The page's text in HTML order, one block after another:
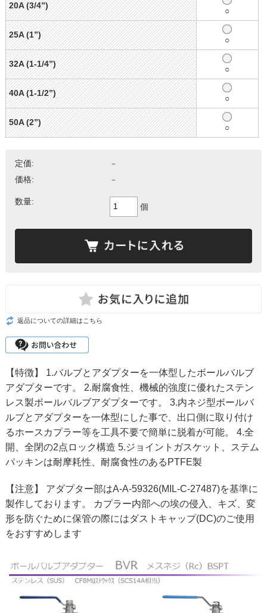
20A (3/4”)
○
25A (1”)
○
32A (1-1/4”)
○
40A (1-1/2”)
○
50A (2”)
○
定価:
－
価格:
－
数量:
個
返品についての詳細はこちら
【特徴】 1.バルブとアダプターを一体型したボールバルブ
アダプターです。 2.耐腐食性、機械的強度に優れたステン
レス製ボールバルブアダプターです。 3.内ネジ型ボールバ
ルブとアダプターを一体型にした事で、出口側に取り付け
るホースカプラー等を工具不要で簡単に脱着が可能。 4.全
開、全閉の2点ロック構造 5.ジョイントガスケット、ステム
パッキンは耐摩耗性、耐腐食性のあるPTFE製
【注意】 アダプター部はA-A-59326(MIL-C-27487)を基準に
製作しております。 カプラー内部への埃の侵入、キズ、変
形を防ぐために保管の際にはダストキャップ(DC)のご使用
をおすすめします